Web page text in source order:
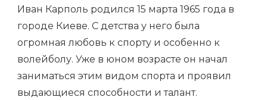
Иван Карполь родился 15 марта 1965 года в
городе Киеве. С детства у него была
огромная любовь к спорту и особенно к
волейболу. Уже в юном возрасте он начал
заниматься этим видом спорта и проявил
выдающиеся способности и талант.